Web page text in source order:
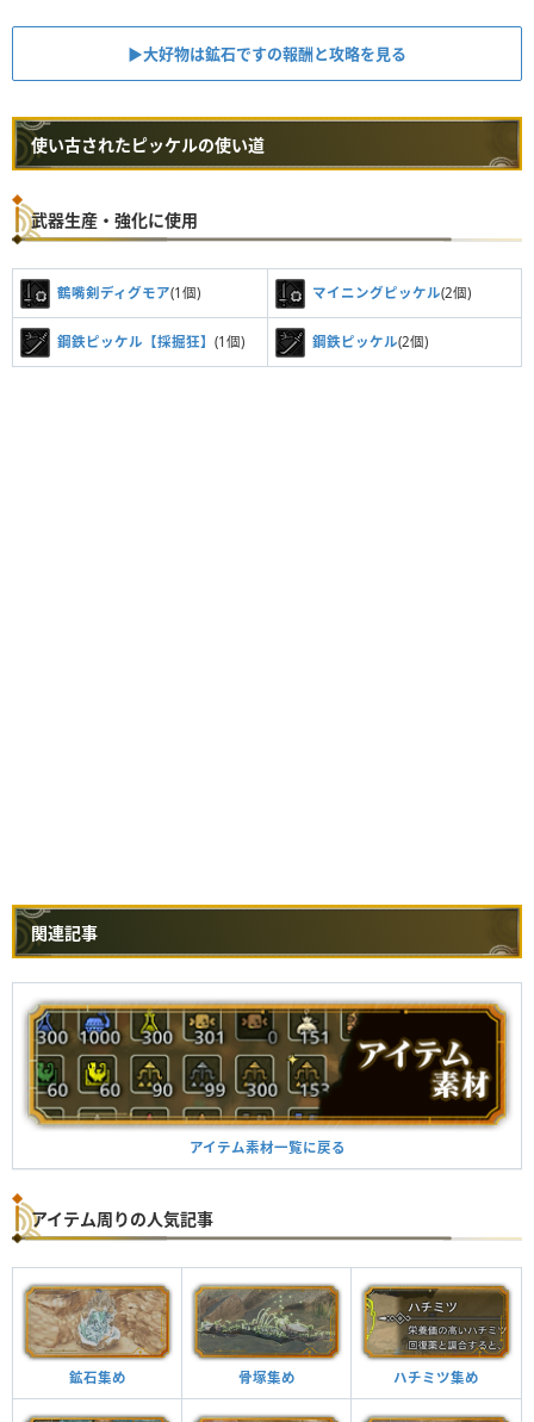
▶︎大好物は鉱石ですの報酬と攻略を見る
使い古されたピッケルの使い道
武器生産・強化に使用
鶴嘴剣ディグモア(1個) マイニングピッケル(2個)
鋼鉄ピッケル【採掘狂】 (1個) 鋼鉄ピッケル(2個)
関連記事
アイテム素材一覧に戻る
アイテム周りの人気記事
鉱石集め 骨塚集め ハチミツ集め